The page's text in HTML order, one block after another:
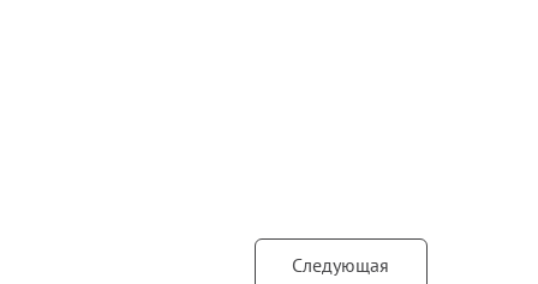
Следующая